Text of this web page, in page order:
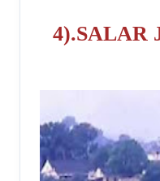
4).SALAR